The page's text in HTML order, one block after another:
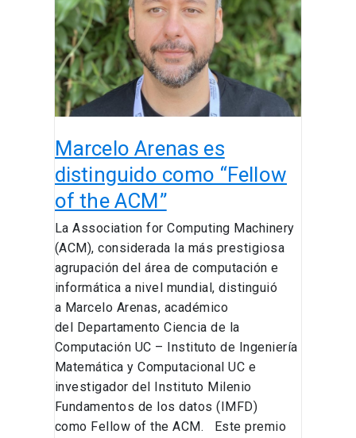
Marcelo Arenas es
distinguido como “Fellow
of the ACM”
La Association for Computing Machinery
(ACM), considerada la más prestigiosa
agrupación del área de computación e
informática a nivel mundial, distinguió
a Marcelo Arenas, académico
del Departamento Ciencia de la
Computación UC – Instituto de Ingeniería
Matemática y Computacional UC e
investigador del Instituto Milenio
Fundamentos de los datos (IMFD)
como Fellow of the ACM. Este premio
distinguido
como
“Fellow
of
the
ACM”